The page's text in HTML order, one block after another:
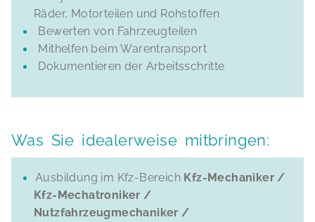
Räder, Motorteilen und Rohstoffen
Bewerten von Fahrzeugteilen
Mithelfen beim Warentransport
Dokumentieren der Arbeitsschritte
Was Sie idealerweise mitbringen:
Ausbildung im Kfz-Bereich Kfz-Mechaniker /
Kfz-Mechatroniker /
Nutzfahrzeugmechaniker /